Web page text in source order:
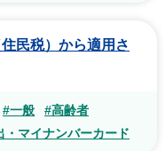
民税）から適用さ
#一般
#高齢者
マイナンバーカード